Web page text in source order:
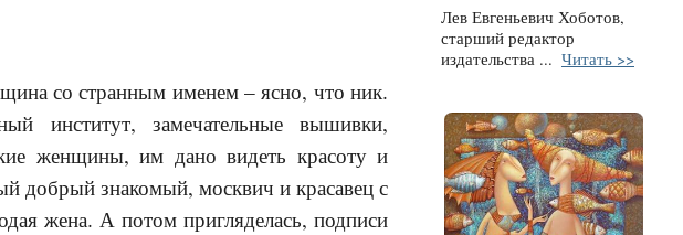
со странным именем – ясно, что ник.
институт, замечательные вышивки,
женщины, им дано видеть красоту и
добрый знакомый, москвич и красавец с
жена. А потом пригляделась, подписи
Лев Евгеньевич Хоботов,
старший редактор
издательства ... Читать >>